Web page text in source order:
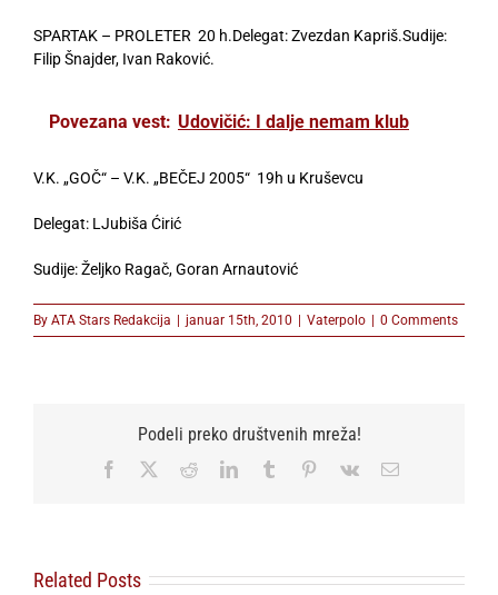
SPARTAK – PROLETER 20 h.Delegat: Zvezdan Kapriš.Sudije:
Filip Šnajder, Ivan Raković.
Povezana vest: Udovičić: I dalje nemam klub
V.K. „GOČ“ – V.K. „BEČEJ 2005“ 19h u Kruševcu
Delegat: LJubiša Ćirić
Sudije: Željko Ragač, Goran Arnautović
By ATA Stars Redakcija | januar 15th, 2010 | Vaterpolo | 0 Comments
Podeli preko društvenih mreža!
Facebook RedditLinkedInTumblr Pinterest
Vk Email
Related Posts